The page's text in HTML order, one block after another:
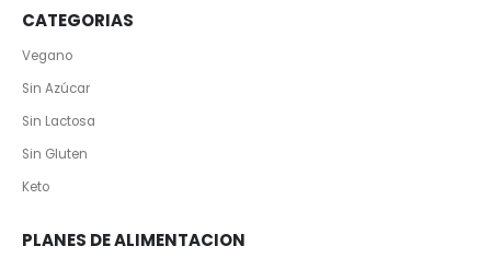
CATEGORIAS
Vegano
Sin Azúcar
Sin Lactosa
Sin Gluten
Keto
PLANES DE ALIMENTACION